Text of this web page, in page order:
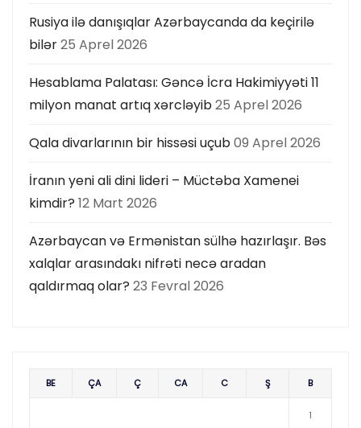
Rusiya ilə danışıqlar Azərbaycanda da keçirilə
bilər25 Aprel 2026
Hesablama Palatası: Gəncə İcra Hakimiyyəti 11
milyon manat artıq xərcləyib25 Aprel 2026
Qala divarlarının bir hissəsi uçub09 Aprel 2026
İranın yeni ali dini lideri – Müctəba Xamenei
kimdir? 12 Mart 2026
Azərbaycan və Ermənistan sülhə hazırlaşır. Bəs
xalqlar arasındakı nifrəti necə aradan
qaldırmaq olar? 23 Fevral 2026
BE ÇA Ç CA C Ş B
1